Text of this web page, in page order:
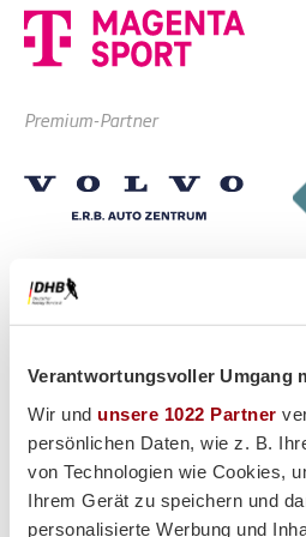
Verantwortungsvoller Umgang
Wir und unsere 1022 Partner
persönlichen Daten, wie z. B.
von Technologien wie Cookies,
Ihrem Gerät zu speichern und
personalisierte Werbung und
Premium-Partner